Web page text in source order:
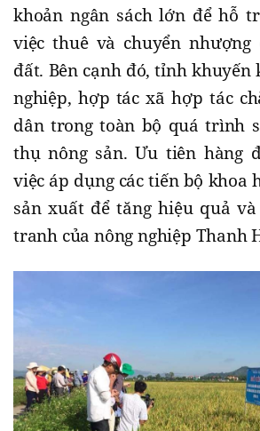
khoản ngân sách lớn để hỗ
việc thuê và chuyển nhượng
đất. Bên cạnh đó, tỉnh khuyến
nghiệp, hợp tác xã hợp tác
dân trong toàn bộ quá trình
thụ nông sản. Ưu tiên hàng
việc áp dụng các tiến bộ khoa
sản xuất để tăng hiệu quả
tranh của nông nghiệp Thanh